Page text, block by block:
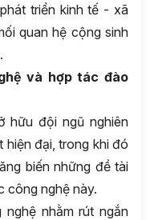
triển kinh tế - xã
quan hệ cộng sinh
và hợp tác đào
hữu đội ngũ nghiên
hiện đại, trong khi đó
biến những đề tài
công nghệ này.
nhằm rút ngắn